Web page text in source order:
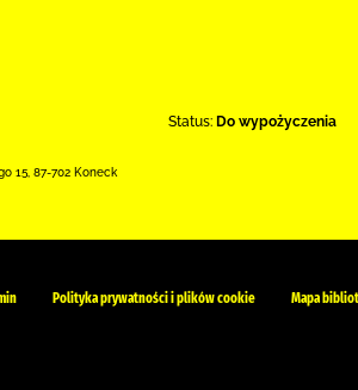
Status: Do wypożyczenia
15 87-702 Koneck
Polityka prywatności i plików cookie Mapa